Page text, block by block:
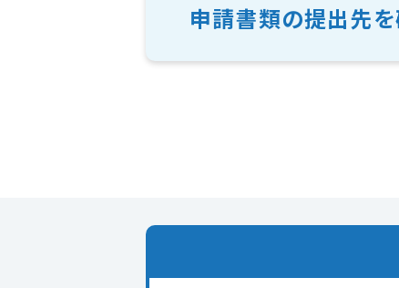
申請書類の提出先